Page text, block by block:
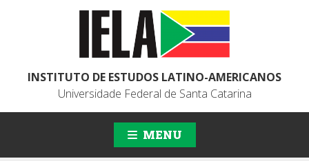
INSTITUTO DE ESTUDOS LATINO-AMERICANOS
Universidade Federal de Santa Catarina
MENU